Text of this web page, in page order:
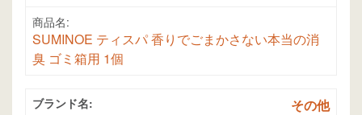
商品名:
SUMINOE ティスパ 香りでごまかさない本当の消
臭 ゴミ箱用 1個
ブランド名: その他